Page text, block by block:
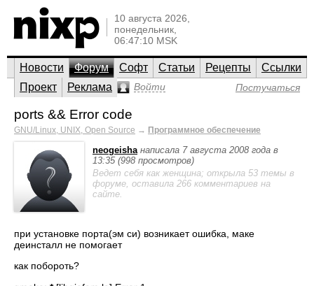
10 августа 2026,
понедельник,
06:47:10 MSK
Новости Форум Софт Статьи Рецепты
Ссылки
Проект
Реклама Войти Постучаться
ports && Error code
GNU/Linux, UNIX, Open Source → Программное обеспечение
neogeisha написала 7 августа 2008 года в
13:35 (998 просмотров)
Ведет себя как женщина; открыла 53 темы в
форуме, оставила 266 комментариев на
сайте.
при установке порта(эм си) возникает ошибка, маке
деинсталл не помогает
как побороть?